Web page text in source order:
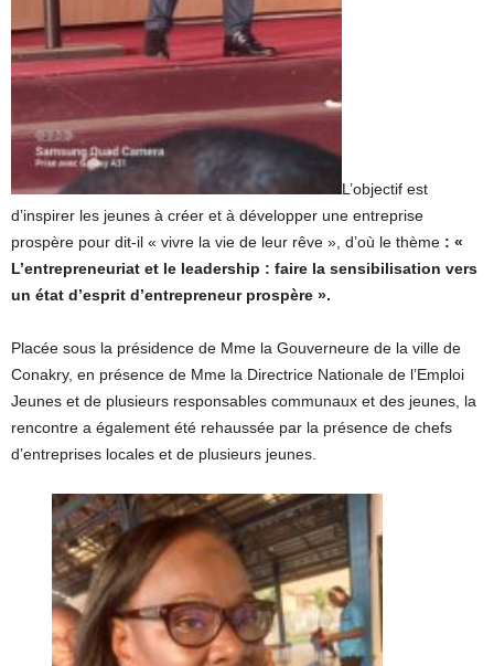
L’objectif est
d’inspirer les jeunes à créer et à développer une entreprise
prospère pour dit-il « vivre la vie de leur rêve », d’où le thème : «
L’entrepreneuriat et le leadership : faire la sensibilisation vers
un état d’esprit d’entrepreneur prospère ».
Placée sous la présidence de Mme la Gouverneure de la ville de
Conakry, en présence de Mme la Directrice Nationale de l’Emploi
Jeunes et de plusieurs responsables communaux et des jeunes, la
rencontre a également été rehaussée par la présence de chefs
d’entreprises locales et de plusieurs jeunes.